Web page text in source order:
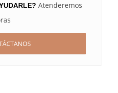
Atenderemos